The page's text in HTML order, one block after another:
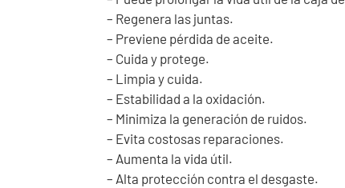
– Regenera las juntas.
– Previene pérdida de aceite.
– Cuida y protege.
– Limpia y cuida.
– Estabilidad a la oxidación.
– Minimiza la generación de ruidos.
– Evita costosas reparaciones.
– Aumenta la vida útil.
– Alta protección contra el desgaste.